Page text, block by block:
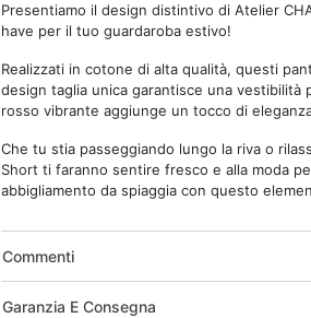
Presentiamo il design distintivo di Atelier
have per il tuo guardaroba estivo!
Realizzati in cotone di alta qualità, questi
design taglia unica garantisce una
rosso vibrante aggiunge un tocco di
Che tu stia passeggiando lungo la riva o
Short ti faranno sentire fresco e alla moda
abbigliamento da spiaggia con questo
Commenti
Garanzia E Consegna